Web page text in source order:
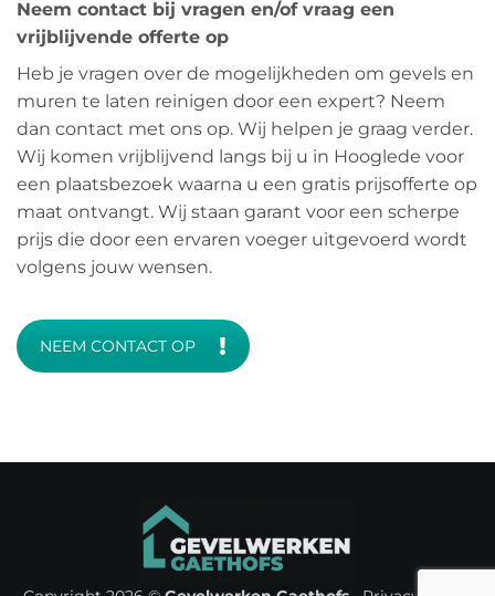
Neem contact bij vragen en/of vraag een
vrijblijvende offerte op
Heb je vragen over de mogelijkheden om gevels en
muren te laten reinigen door een expert? Neem
dan contact met ons op. Wij helpen je graag verder.
Wij komen vrijblijvend langs bij u in Hooglede voor
een plaatsbezoek waarna u een gratis prijsofferte op
maat ontvangt. Wij staan garant voor een scherpe
prijs die door een ervaren voeger uitgevoerd wordt
volgens jouw wensen.
NEEM CONTACT OP